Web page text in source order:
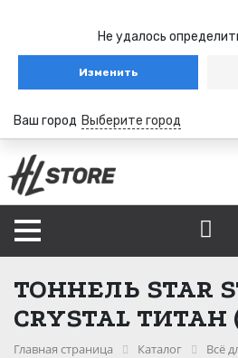
Не удалось
Изменить
Ваш город Выберите город
ТОННЕЛЬ STAR
CRYSTAL
Главная страница Каталог
Всё